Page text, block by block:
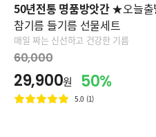
50년전통 명품방앗간★오늘출
참기름 들기름 선물세트
매일 짜는 신선하고 건강한 기름
60,000
29,900원 50%
5.0 (1)